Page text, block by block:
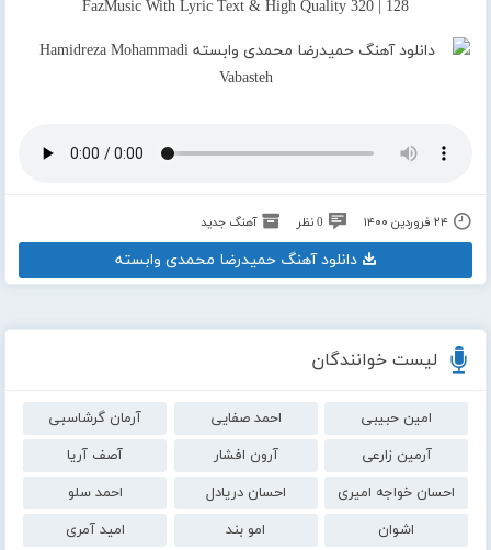
لیست خوانندگان
امین حبیبی احمد صفایی
آرمان گرشاسبی
آرمین زارعی
آرون افشار
آصف آریا
احسان خواجه امیری
احسان دریادل
احمد سلو
اشوان
امو بند
امید آمری
FazMusic With Lyric Text & High Quality 320 | 128
۲۴ فروردین ۱۴۰۰ 0 نظر آهنگ جدید
دانلود آهنگ حمیدرضا محمدی وابسته